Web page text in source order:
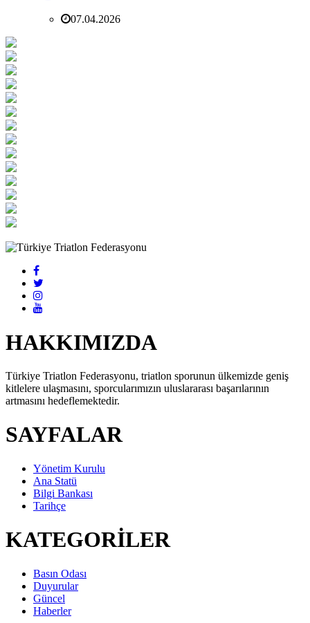
07.04.2026
HAKKIMIZDA
Türkiye Triatlon Federasyonu, triatlon sporunun ülkemizde geniş
kitlelere ulaşmasını, sporcularımızın uluslararası başarılarının
artmasını hedeflemektedir.
SAYFALAR
Yönetim Kurulu
Ana Statü
Bilgi Bankası
Tarihçe
KATEGORİLER
Basın Odası
Duyurular
Güncel
Haberler